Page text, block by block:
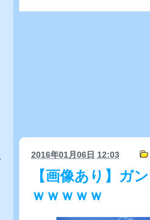
2016年01月06日 12:03
【画像あり】ガ
ｗｗｗｗｗ